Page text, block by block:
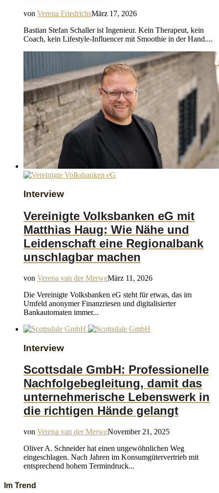
von Verena FriedrichsMärz 17, 2026
Bastian Stefan Schaller ist Ingenieur. Kein Therapeut, kein
Coach, kein Lifestyle-Influencer mit Smoothie in der Hand....
Interview
Vereinigte Volksbanken eG mit
Matthias Haug: Wie Nähe und
Leidenschaft eine Regionalbank
unschlagbar machen
von Verena van der MerweMärz 11, 2026
Die Vereinigte Volksbanken eG steht für etwas, das im
Umfeld anonymer Finanzriesen und digitalisierter
Bankautomaten immer...
Interview
Scottsdale GmbH: Professionelle
Nachfolgebegleitung, damit das
unternehmerische Lebenswerk in
die richtigen Hände gelangt
von Verena van der MerweNovember 21, 2025
Oliver A. Schneider hat einen ungewöhnlichen Weg
eingeschlagen. Nach Jahren im Konsumgütervertrieb mit
entsprechend hohem Termindruck...
Im Trend